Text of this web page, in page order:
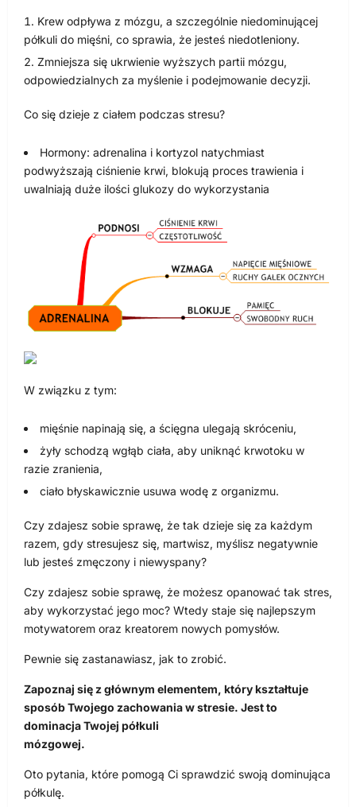
Krew odpływa z mózgu, a szczególnie niedominującej
półkuli do mięśni, co sprawia, że jesteś niedotleniony.
Zmniejsza się ukrwienie wyższych partii mózgu,
odpowiedzialnych za myślenie i podejmowanie decyzji.
Co się dzieje z ciałem podczas stresu?
Hormony: adrenalina i kortyzol natychmiast
podwyższają ciśnienie krwi, blokują proces trawienia i
uwalniają duże ilości glukozy do wykorzystania
W związku z tym:
mięśnie napinają się, a ścięgna ulegają skróceniu,
żyły schodzą wgłąb ciała, aby uniknąć krwotoku w
razie zranienia,
ciało błyskawicznie usuwa wodę z organizmu.
Czy zdajesz sobie sprawę, że tak dzieje się za każdym
razem, gdy stresujesz się, martwisz, myślisz negatywnie
lub jesteś zmęczony i niewyspany?
Czy zdajesz sobie sprawę, że możesz opanować tak stres,
aby wykorzystać jego moc? Wtedy staje się najlepszym
motywatorem oraz kreatorem nowych pomysłów.
Pewnie się zastanawiasz, jak to zrobić.
Zapoznaj się z głównym elementem, który kształtuje
sposób Twojego zachowania w stresie. Jest to
dominacja Twojej półkuli
mózgowej.
Oto pytania, które pomogą Ci sprawdzić swoją dominująca
półkulę.